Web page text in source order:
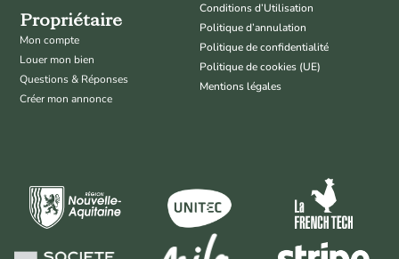
Propriétaire
Mon compte
Louer mon bien
Questions & Réponses
Créer mon annonce
Conditions d’Utilisation
Politique d’annulation
Politique de confidentialité
Politique de cookies (UE)
Mentions légales